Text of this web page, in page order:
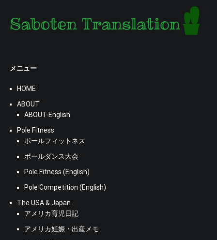
メニュー
HOME
ABOUT
ABOUT-English
Pole Fitness
ポールフィットネス
ポールダンス大会
Pole Fitness (English)
Pole Competition (English)
The USA & Japan
アメリカ育児日記
アメリカ妊娠・出産メモ